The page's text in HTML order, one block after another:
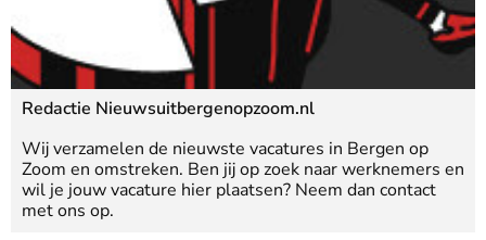
Redactie Nieuwsuitbergenopzoom.nl
Wij verzamelen de nieuwste vacatures in Bergen op
Zoom en omstreken. Ben jij op zoek naar werknemers en
wil je jouw vacature hier plaatsen? Neem dan contact
met ons op.